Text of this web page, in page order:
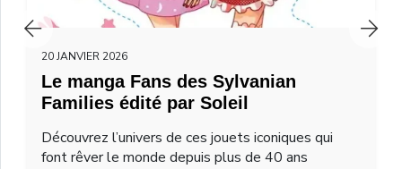
20 JANVIER 2026
Le manga Fans des Sylvanian
Families édité par Soleil
Découvrez l’univers de ces jouets iconiques qui
font rêver le monde depuis plus de 40 ans